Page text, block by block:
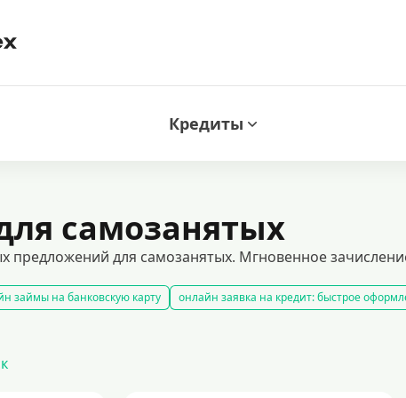
Кредиты
самозанятых
предложений для самозанятых. Мгновенное
займы на банковскую карту онлайн заявка на кредит: быстрое
с минимальными процентными ставками и гибкими условиями.